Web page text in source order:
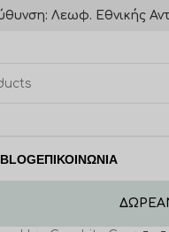
Λεωφ. Εθνικής
BLOGΕΠΙΚΟΙΝΩΝΙΑ